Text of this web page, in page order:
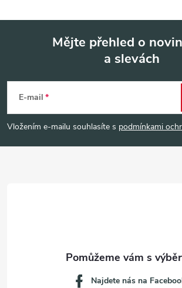
p
a
Mějte přehled o
a slevách
E-mail
Vložením e-mailu souhlasíte s podmínkami
Najdete nás na